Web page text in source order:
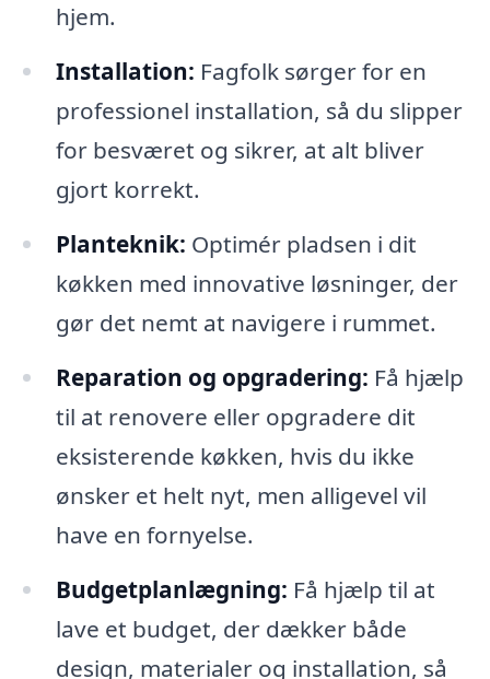
hjem.
Installation: Fagfolk sørger for en
professionel installation, så du slipper
for besværet og sikrer, at alt bliver
gjort korrekt.
Planteknik: Optimér pladsen i dit
køkken med innovative løsninger, der
gør det nemt at navigere i rummet.
Reparation og opgradering: Få hjælp
til at renovere eller opgradere dit
eksisterende køkken, hvis du ikke
ønsker et helt nyt, men alligevel vil
have en fornyelse.
Budgetplanlægning: Få hjælp til at
lave et budget, der dækker både
design, materialer og installation, så